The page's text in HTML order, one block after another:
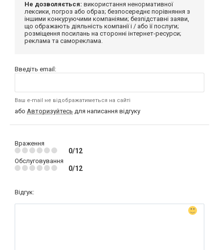
Не дозволяється: використання ненормативної
лексики, погроз або образ; безпосереднє порівняння з
іншими конкуруючими компаніями; безпідставні заяви,
що ображають діяльність компанії і / або її послуги;
розміщення посилань на сторонні інтернет-ресурси;
реклама та самореклама.
Введіть email:
Ваш e-mail не відображатиметься на сайті
або Авторизуйтесь для написання відгуку
Враження
0/12
Обслуговування
0/12
Відгук: